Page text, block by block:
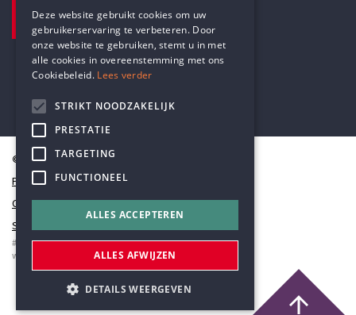
Pottenbrug 4
Antwerpen, 2000
© Humanistisch Verbond 2026
Privacy
Cookiestatement
Sitemap
#codedwithlove byCodelines
webapplicaties
mobiele apps&maatwerk websites
DUTCH
Deze website gebruikt cookies om uw
gebruikerservaring te verbeteren. Door
onze website te gebruiken, stemt u in met
alle cookies in overeenstemming met ons
Cookiebeleid. Lees verder
STRIKT NOODZAKELIJK
PRESTATIE
TARGETING
FUNCTIONEEL
ALLES ACCEPTEREN
ALLES AFWIJZEN
DETAILS WEERGEVEN